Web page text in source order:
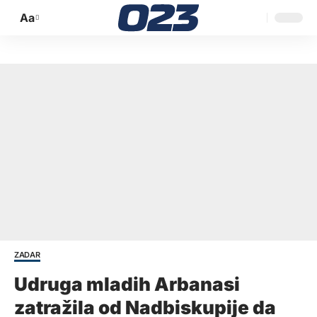
Promijeni
Aa
ZADAR
Udruga mladih Arbanasi
zatražila od Nadbiskupije da